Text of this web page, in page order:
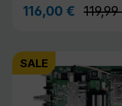
Verkaufspreis:
116,00 €
SALE